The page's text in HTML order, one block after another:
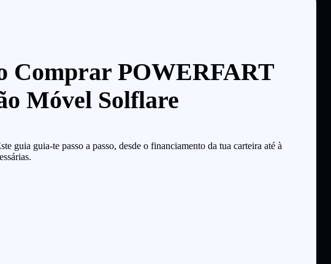
Comprar POWERFART
Móvel Solflare
guia-te passo a passo, desde o financiamento da tua carteira até à